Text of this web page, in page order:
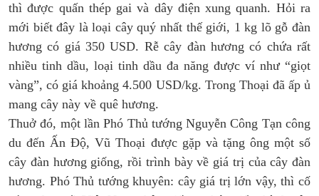
thì được quấn thép gai và dây điện xung quanh. Hỏi ra
mới biết đây là loại cây quý nhất thế giới, 1 kg lõ gỗ đàn
hương có giá 350 USD. Rễ cây đàn hương có chứa rất
nhiều tinh dầu, loại tinh dầu đa năng được ví như “giọt
vàng”, có giá khoảng 4.500 USD/kg. Trong Thoại đã ấp ủ
mang cây này về quê hương.
Thuở đó, một lần Phó Thủ tướng Nguyễn Công Tạn công
du đến Ấn Độ, Vũ Thoại được gặp và tặng ông một số
cây đàn hương giống, rồi trình bày về giá trị của cây đàn
hương. Phó Thủ tướng khuyên: cây giá trị lớn vậy, thì cố